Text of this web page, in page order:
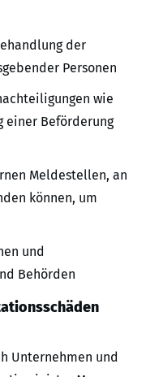
der
Personen
wie
einer Beförderung
Meldestellen, an
können, um
und
Behörden
Unternehmen und